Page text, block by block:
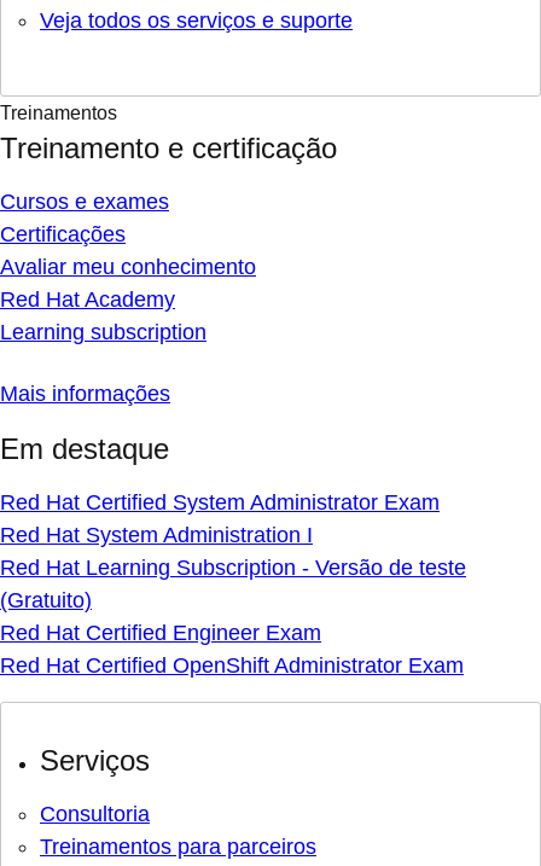
Veja todos os serviços e suporte
Treinamentos
Treinamento e certificação
Cursos e exames
Certificações
Avaliar meu conhecimento
Red Hat Academy
Learning subscription
Mais informações
Em destaque
Red Hat Certified System Administrator Exam
Red Hat System Administration I
Red Hat Learning Subscription - Versão de teste
(Gratuito)
Red Hat Certified Engineer Exam
Red Hat Certified OpenShift Administrator Exam
Serviços
Consultoria
Treinamentos para parceiros